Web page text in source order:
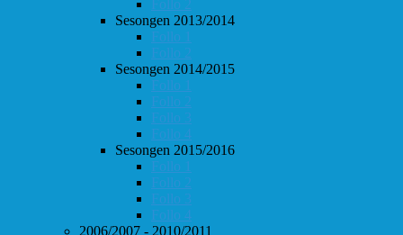
Follo 2
Sesongen 2013/2014
Follo 1
Follo 2
Sesongen 2014/2015
Follo 1
Follo 2
Follo 3
Follo 4
Sesongen 2015/2016
Follo 1
Follo 2
Follo 3
Follo 4
2006/2007 - 2010/2011